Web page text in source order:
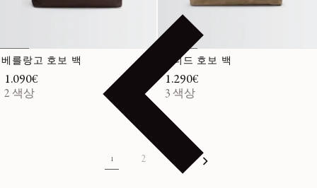
베를랑고 호보 백
정가
1.090€
2 색상
벨티드 호보 백
정가
1.290€
3 색상
1 2